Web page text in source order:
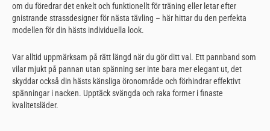
om du föredrar det enkelt och funktionellt för träning eller letar efter
gnistrande strassdesigner för nästa tävling – här hittar du den perfekta
modellen för din hästs individuella look.
Var alltid uppmärksam på rätt längd när du gör ditt val. Ett pannband som
vilar mjukt på pannan utan spänning ser inte bara mer elegant ut, det
skyddar också din hästs känsliga öronområde och förhindrar effektivt
spänningar i nacken. Upptäck svängda och raka former i finaste
kvalitetsläder.